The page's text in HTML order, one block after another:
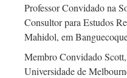
Professor Convidado na
Consultor para Estudos
Mahidol, em
Membro Convidado
Universidade de